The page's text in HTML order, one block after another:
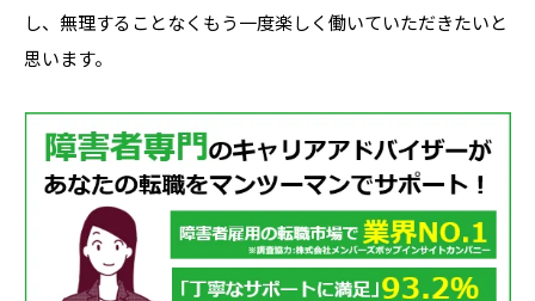
し、無理することなくもう一度楽しく働いていただきたいと
思います。